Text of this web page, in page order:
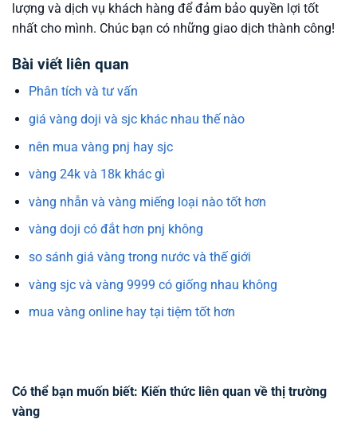
lượng và dịch vụ khách hàng để đảm bảo quyền lợi tốt
nhất cho mình. Chúc bạn có những giao dịch thành công!
Bài viết liên quan
Phân tích và tư vấn
giá vàng doji và sjc khác nhau thế nào
nên mua vàng pnj hay sjc
vàng 24k và 18k khác gì
vàng nhẫn và vàng miếng loại nào tốt hơn
vàng doji có đắt hơn pnj không
so sánh giá vàng trong nước và thế giới
vàng sjc và vàng 9999 có giống nhau không
mua vàng online hay tại tiệm tốt hơn
Có thể bạn muốn biết: Kiến thức liên quan về thị trường
vàng